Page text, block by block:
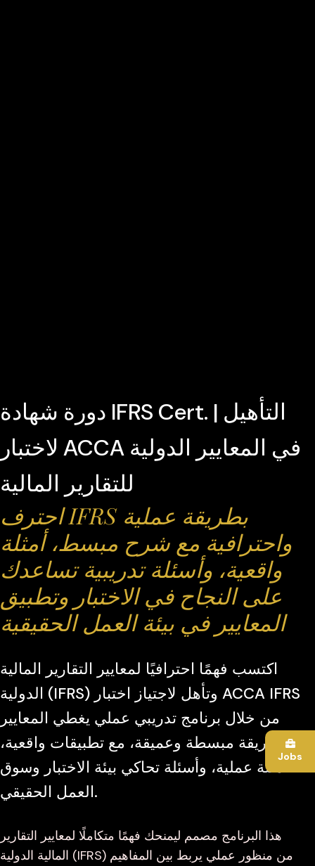
دورة شهادة IFRS Cert. | التأهيل
لاختبار ACCA في المعايير الدولية
للتقارير المالية
احترف IFRS بطريقة عملية
واحترافية مع شرح مبسط، أمثلة
واقعية، وأسئلة تدريبية تساعدك
على النجاح في الاختبار وتطبيق
المعايير في بيئة العمل الحقيقية
اكتسب فهمًا احترافيًا لمعايير التقارير المالية
الدولية (IFRS) وتأهل لاجتياز اختبار ACCA IFRS
من خلال برنامج تدريبي عملي يغطي المعايير
بطريقة مبسطة وعميقة، مع تطبيقات واقعية،
أمثلة عملية، وأسئلة تحاكي بيئة الاختبار وسوق
العمل الحقيقي.
هذا البرنامج مصمم ليمنحك فهمًا متكاملًا لمعايير التقارير
المالية الدولية (IFRS) من منظور عملي يربط بين المفاهيم
Jobs